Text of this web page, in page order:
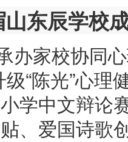
东辰学校
办家校协同
级“陈光”心
学中文辩论
、爱国诗歌